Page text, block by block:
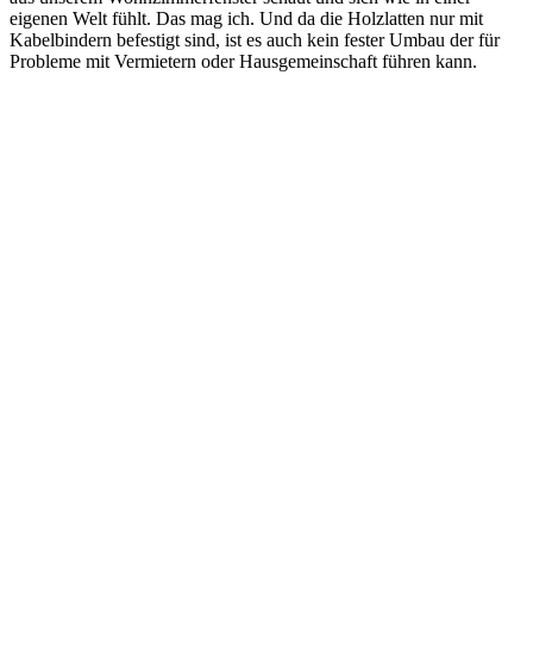
eigenen Welt fühlt. Das mag ich. Und da die Holzlatten nur mit
Kabelbindern befestigt sind, ist es auch kein fester Umbau der für
Probleme mit Vermietern oder Hausgemeinschaft führen kann.